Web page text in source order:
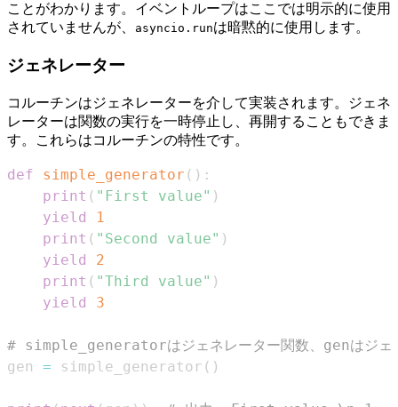
ことがわかります。イベントループはここでは明示的に使用
されていませんが、
asyncio.runは暗黙的に使用します。
ジェネレーター
コルーチンはジェネレーターを介して実装されます。ジェネ
レーターは関数の実行を一時停止し、再開することもできま
す。これらはコルーチンの特性です。
def simple_generator ( ) :
print ( "First value" )
yield
1
print ( "Second value" )
yield
2
print ( "Third value" )
yield
3
# simple_generatorはジェネレーター関数、genはジェ
gen = simple_generator ( )